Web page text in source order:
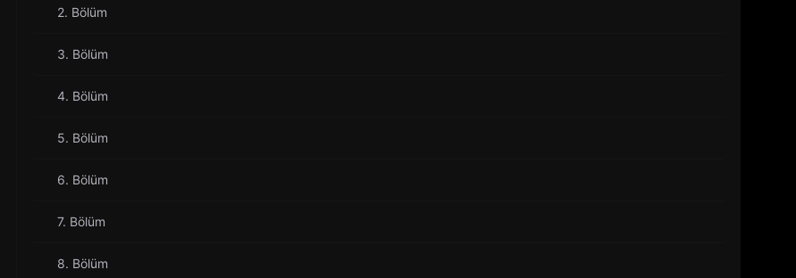
2. Bölüm
3. Bölüm
4. Bölüm
5. Bölüm
6. Bölüm
7. Bölüm
8. Bölüm